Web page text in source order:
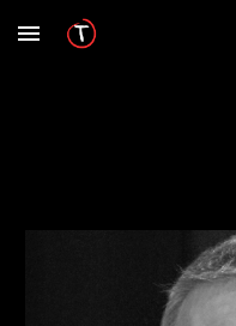
Skip to main content